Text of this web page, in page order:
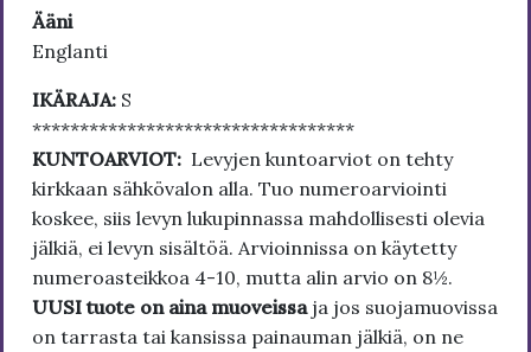
Ääni
Englanti
IKÄRAJA: S
**********************************
KUNTOARVIOT: Levyjen kuntoarviot on tehty
kirkkaan sähkövalon alla. Tuo numeroarviointi
koskee, siis levyn lukupinnassa mahdollisesti olevia
jälkiä, ei levyn sisältöä. Arvioinnissa on käytetty
numeroasteikkoa 4-10, mutta alin arvio on 8½.
UUSI tuote on aina muoveissa ja jos suojamuovissa
on tarrasta tai kansissa painauman jälkiä, on ne